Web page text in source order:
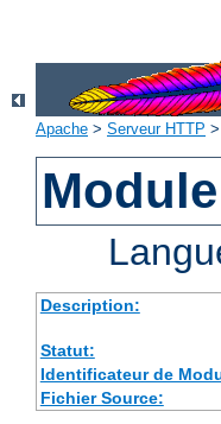
Apache > Serveur HTTP >
Description:
Statut:
Identificateur de
Fichier Source: